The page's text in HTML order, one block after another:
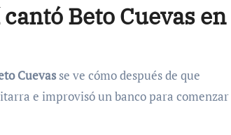
Beto Cuevas en
Cuevasse ve cómo después de que
e improvisó un banco para comenzar